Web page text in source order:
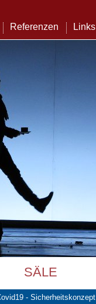
Referenzen Links
SÄLE
- Sicherheitskonzept